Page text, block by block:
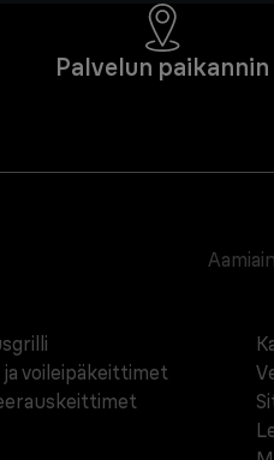
Palvelun paikannin
voileipäkeittimet